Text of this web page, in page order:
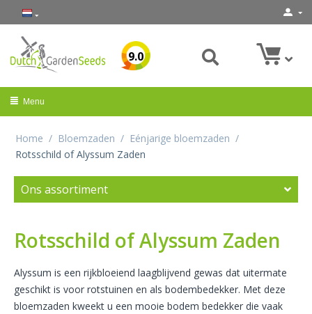
9.0
Menu
Home / Bloemzaden / Eénjarige bloemzaden /
Rotsschild of Alyssum Zaden
Ons assortiment
Rotsschild of Alyssum Zaden
Alyssum is een rijkbloeiend laagblijvend gewas dat uitermate
geschikt is voor rotstuinen en als bodembedekker. Met deze
bloemzaden kweekt u een mooie bodem bedekker die vaak